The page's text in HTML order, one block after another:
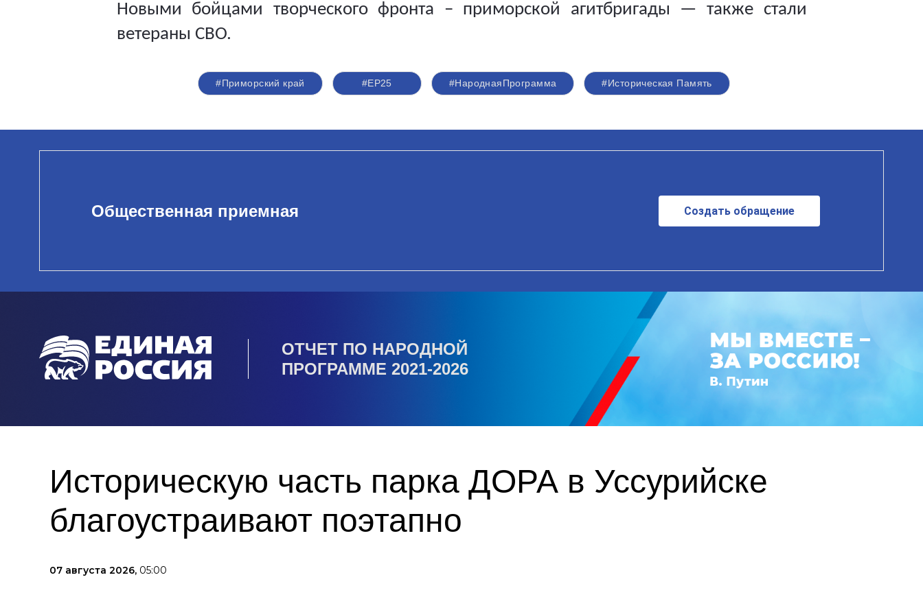
Новыми бойцами творческого фронта – приморской агитбригады — также стали
ветераны СВО.
#Приморский край #ЕР25 #НароднаяПрограмма #Историческая Память
Общественная приемная Создать обращение
ОТЧЕТ ПО НАРОДНОЙ
ПРОГРАММЕ 2021-2026
Историческую часть парка ДОРА в Уссурийске
благоустраивают поэтапно
07 августа 2026, 05:00